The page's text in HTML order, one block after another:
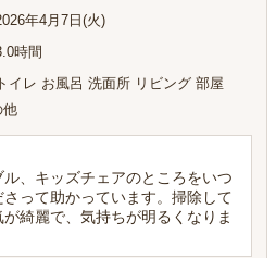
年4月7日(火)
時間
トイレ お風呂 洗面所 リビング 部屋
他
、キッズチェアのところをいつ
って助かっています。掃除して
綺麗で、気持ちが明るくなりま